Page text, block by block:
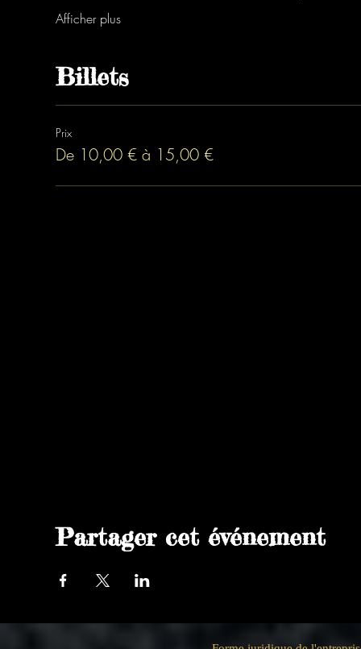
Afficher plus
Billets
Prix
De 10,00 € à 15,00 €
Partager cet événement